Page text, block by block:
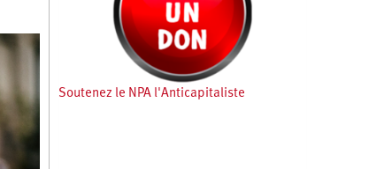
Soutenez le NPA l'Anticapitaliste